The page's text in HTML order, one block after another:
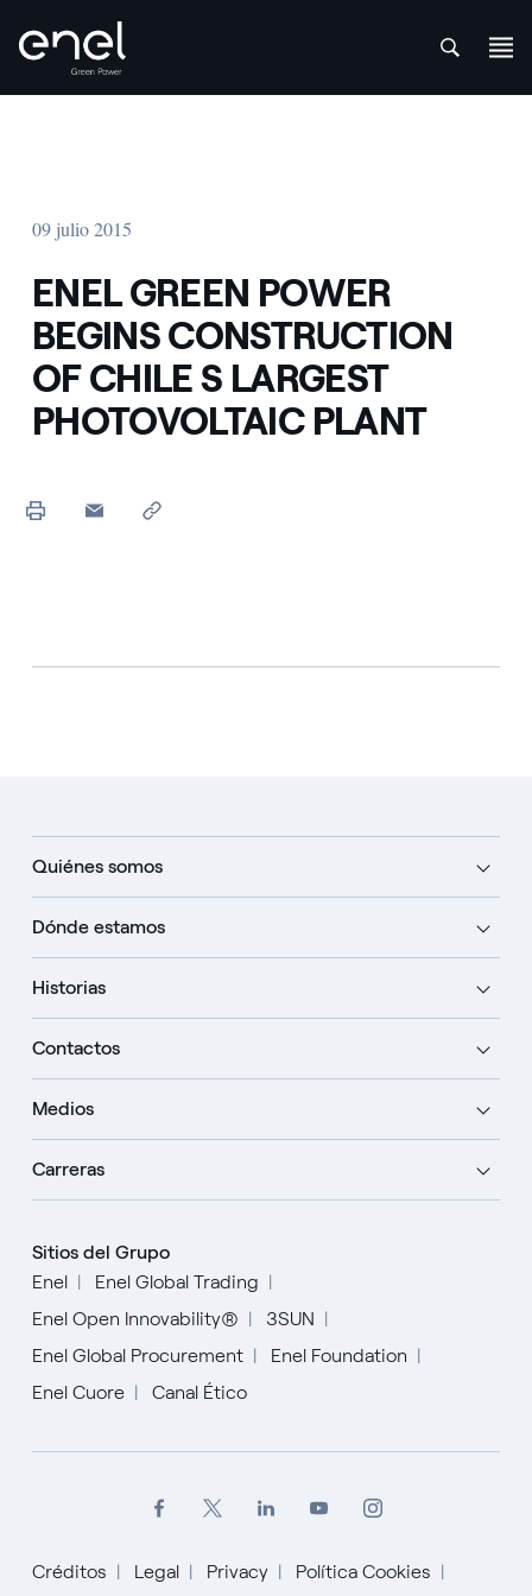
09 julio 2015
ENEL GREEN POWER
BEGINS CONSTRUCTION
OF CHILE S LARGEST
PHOTOVOLTAIC PLANT
Quiénes somos
Dónde estamos
Historias
Contactos
Medios
Carreras
Sitios del Grupo
Enel
Enel Global Trading
Enel Open Innovability®
3SUN
Enel Global Procurement
Enel Foundation
Enel Cuore
Canal Ético
Créditos Legal Privacy Política Cookies